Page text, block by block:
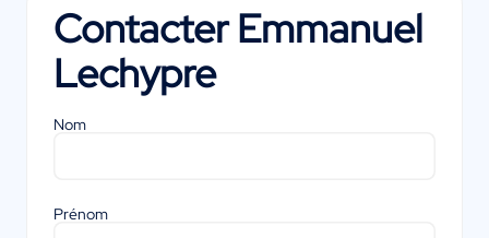
ContacterEmmanuel
Lechypre
Nom
Prénom